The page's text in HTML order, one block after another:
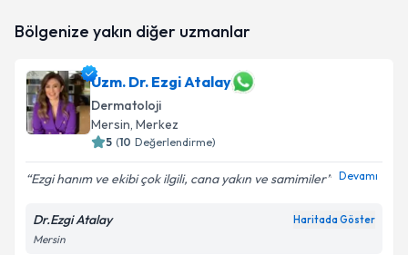
Bölgenize yakın diğer uzmanlar
Uzm. Dr. Ezgi Atalay
Dermatoloji
Mersin, Merkez
5 (10 Değerlendirme)
Ezgi hanım ve ekibi çok ilgili, cana yakın ve samimiler Devamı
Dr.Ezgi Atalay Haritada Göster
Mersin